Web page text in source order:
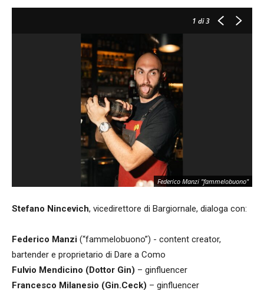
1 di 3
Federico Manzi "fammelobuono"
Stefano Nincevich, vicedirettore di Bargiornale, dialoga con:
Federico Manzi (“fammelobuono”) - content creator,
bartender e proprietario di Dare a Como
Fulvio Mendicino (Dottor Gin) – ginfluencer
Francesco Milanesio (Gin.Ceck) – ginfluencer